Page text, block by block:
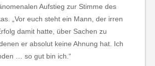
Aufstieg zur Stimme des
„Vor euch steht ein Mann, der irren
damit hatte, über Sachen zu
er absolut keine Ahnung hat. Ich
… so gut bin ich.“